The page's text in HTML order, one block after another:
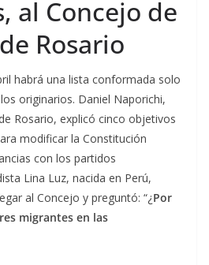
al Concejo de
Rosario
habrá una lista conformada solo
originarios. Daniel Naporichi,
Rosario, explicó cinco objetivos
modificar la Constitución
con los partidos
Lina Luz, nacida en Perú,
al Concejo y preguntó: “¿Por
migrantes en las